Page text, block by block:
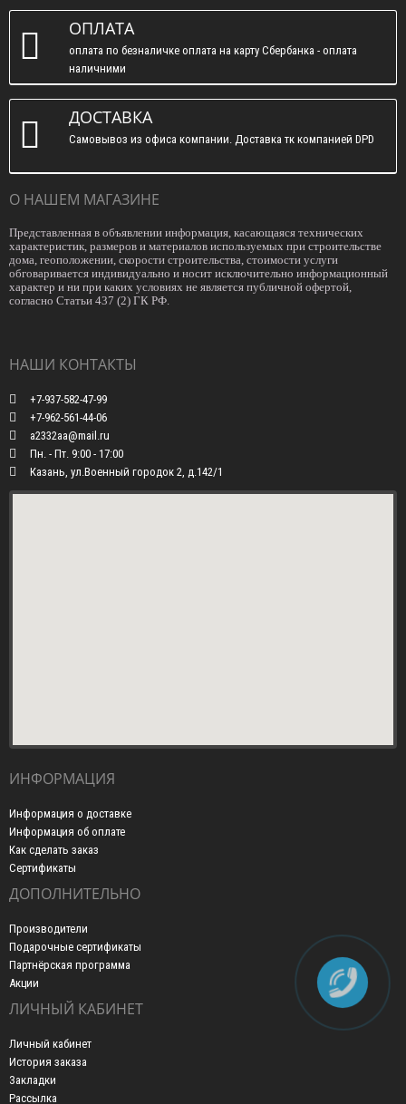
ОПЛАТА
оплата по безналичке оплата на карту Сбербанка - оплата
наличними
ДОСТАВКА
Самовывоз из офиса компании. Доставка тк компанией DPD
О НАШЕМ МАГАЗИНЕ
Представленная в объявлении информация, касающаяся технических
характеристик, размеров и материалов используемых при строительстве
дома, геоположении, скорости строительства, стоимости услуги
обговаривается индивидуально и носит исключительно информационный
характер и ни при каких условиях не является публичной офертой,
согласно Статьи 437 (2) ГК РФ.
НАШИ КОНТАКТЫ
+7-937-582-47-99
+7-962-561-44-06
a2332aa@mail.ru
Пн. - Пт. 9:00 - 17:00
Казань, ул.Военный городок 2, д.142/1
ИНФОРМАЦИЯ
Информация о доставке
Информация об оплате
Как сделать заказ
Сертификаты
ДОПОЛНИТЕЛЬНО
Производители
Подарочные сертификаты
Партнёрская программа
Акции
ЛИЧНЫЙ КАБИНЕТ
Личный кабинет
История заказа
Закладки
Рассылка